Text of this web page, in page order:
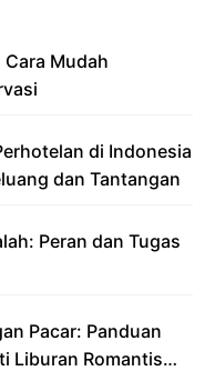
Mudah
di Indonesia
dan Tantangan
Peran dan Tugas
Pacar: Panduan
Liburan Romantis